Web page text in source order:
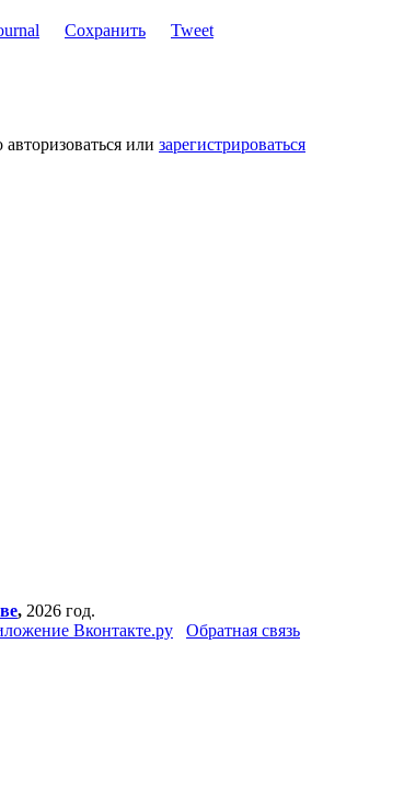
Сохранить Tweet
или зарегистрироваться
, 2026 год.
Вконтакте.ру Обратная связь